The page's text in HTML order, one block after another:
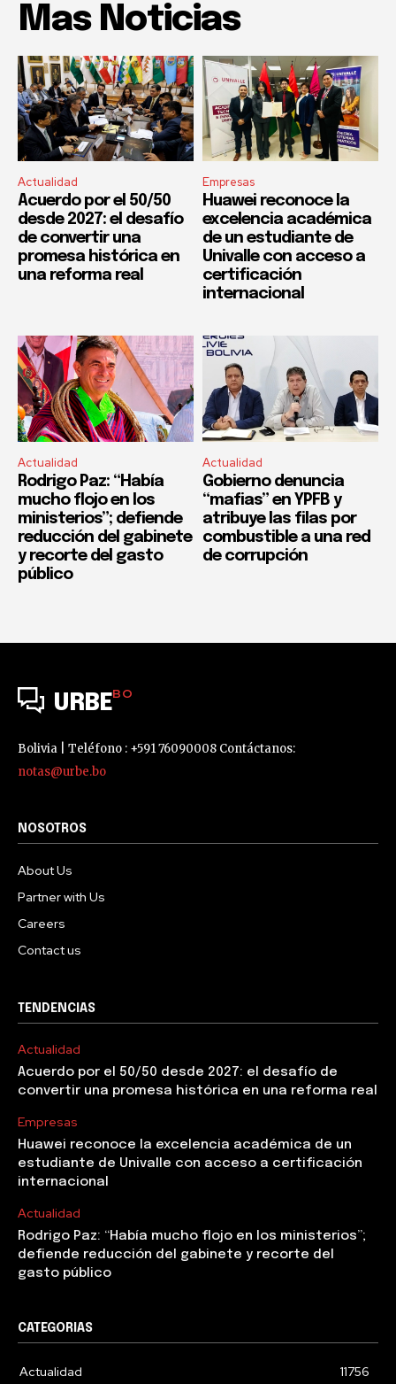
Mas Noticias
Actualidad
Acuerdo por el 50/50
desde 2027: el desafío
de convertir una
promesa histórica en
una reforma real
Empresas
Huawei reconoce la
excelencia académica
de un estudiante de
Univalle con acceso a
certificación
internacional
Actualidad
Rodrigo Paz: “Había
mucho flojo en los
ministerios”; defiende
reducción del gabinete
y recorte del gasto
público
Actualidad
Gobierno denuncia
“mafias” en YPFB y
atribuye las filas por
combustible a una red
de corrupción
URBEBO
Bolivia | Teléfono : +591 76090008 Contáctanos:
notas@urbe.bo
NOSOTROS
About Us
Partner with Us
Careers
Contact us
TENDENCIAS
Actualidad
Acuerdo por el 50/50 desde 2027: el desafío de
convertir una promesa histórica en una reforma real
Empresas
Huawei reconoce la excelencia académica de un
estudiante de Univalle con acceso a certificación
internacional
Actualidad
Rodrigo Paz: “Había mucho flojo en los ministerios”;
defiende reducción del gabinete y recorte del
gasto público
CATEGORIAS
Actualidad 11756